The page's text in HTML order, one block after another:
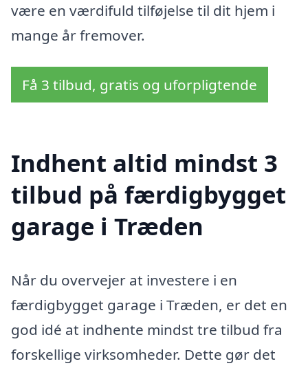
være en værdifuld tilføjelse til dit hjem i
mange år fremover.
Få 3 tilbud, gratis og uforpligtende
Indhent altid mindst 3
tilbud på færdigbygget
garage i Træden
Når du overvejer at investere i en
færdigbygget garage i Træden, er det en
god idé at indhente mindst tre tilbud fra
forskellige virksomheder. Dette gør det